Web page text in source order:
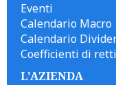
Eventi
Calendario Macro
Calendario
Coefficienti di
L'AZIENDA